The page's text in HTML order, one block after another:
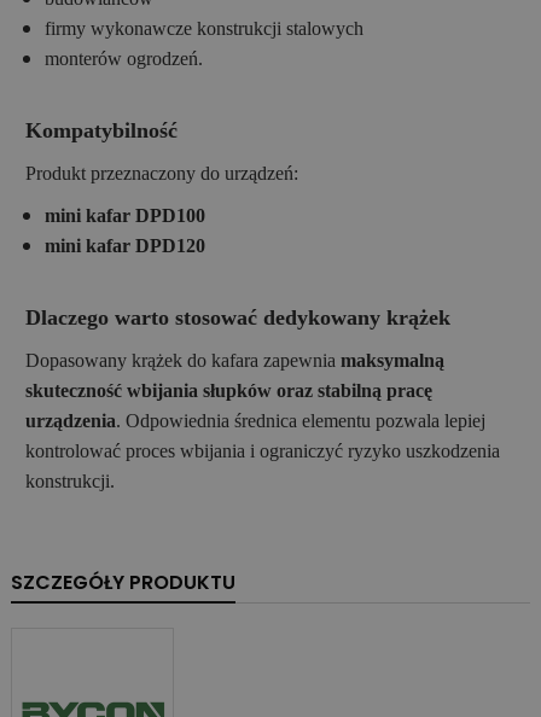
firmy wykonawcze konstrukcji stalowych
monterów ogrodzeń.
Kompatybilność
Produkt przeznaczony do urządzeń:
mini kafar DPD100
mini kafar DPD120
Dlaczego warto stosować dedykowany krążek
Dopasowany krążek do kafara zapewnia maksymalną
skuteczność wbijania słupków oraz stabilną pracę
urządzenia. Odpowiednia średnica elementu pozwala lepiej
kontrolować proces wbijania i ograniczyć ryzyko uszkodzenia
konstrukcji.
SZCZEGÓŁY PRODUKTU